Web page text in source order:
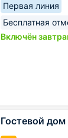
Первая линия
Бесплатная
Включён
Гостевой дом